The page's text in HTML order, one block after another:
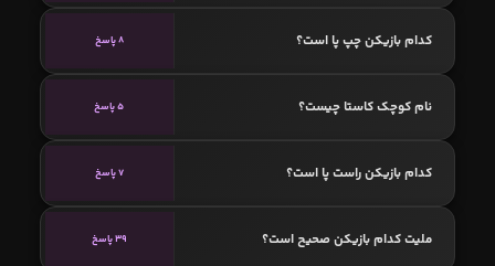
کدام بازیکن چپ پا است؟ 8 پاسخ
نام کوچک کاستا چیست؟ 5 پاسخ
کدام بازیکن راست پا است؟ 7 پاسخ
ملیت کدام بازیکن صحیح است؟ 39 پاسخ